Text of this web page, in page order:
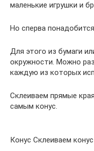
маленькие игрушки и
Но сперва
Для этого из бумаги
окружности. Можно
каждую из которых
Склеиваем прямые
самым конус.
Конус Склеиваем конус